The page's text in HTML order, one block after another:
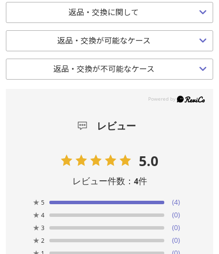
返品・交換に関して
返品・交換が可能なケース
返品・交換が不可能なケース
レビュー
5.0
レビュー件数： 4件
★ 5
(4)
★ 4
(0)
★ 3
(0)
★ 2
(0)
返品・交換に関して
返品・交換が可能なケース
返品・交換が不可能なケース
レビュー
5.0
レビュー件数： 4件
★ 5
(4)
★ 4
(0)
★ 3
(0)
★ 2
(0)